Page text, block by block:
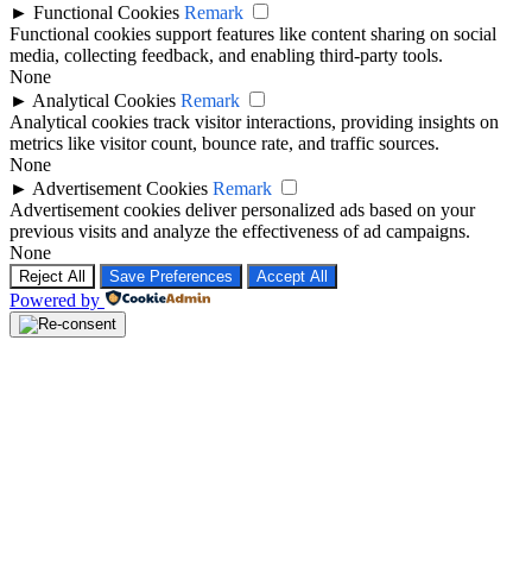
► Functional Cookies Remark
Functional cookies support features like content sharing on social
media, collecting feedback, and enabling third-party tools.
None
► Analytical Cookies Remark
Analytical cookies track visitor interactions, providing insights on
metrics like visitor count, bounce rate, and traffic sources.
None
► Advertisement Cookies Remark
Advertisement cookies deliver personalized ads based on your
previous visits and analyze the effectiveness of ad campaigns.
None
Reject All Save Preferences Accept All
Powered by